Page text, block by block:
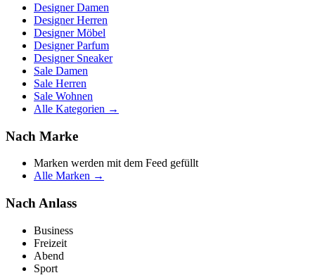
Designer Damen
Designer Herren
Designer Möbel
Designer Parfum
Designer Sneaker
Sale Damen
Sale Herren
Sale Wohnen
Alle Kategorien →
Nach Marke
Marken werden mit dem Feed gefüllt
Alle Marken →
Nach Anlass
Business
Freizeit
Abend
Sport